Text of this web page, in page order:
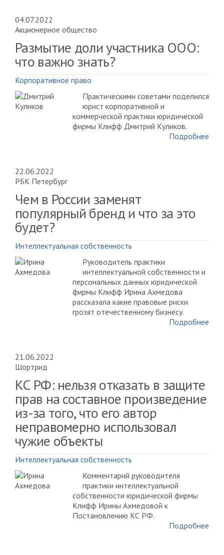
04.07.2022
Акционерное общество
Размытие доли участника ООО:
что важно знать?
Корпоративное право
Практическими советами поделился
юрист корпоративной и
коммерческой практики юридической
фирмы Клифф Дмитрий Куликов.
Подробнее
22.06.2022
РБК Петербург
Чем в России заменят
популярный бренд и что за это
будет?
Интеллектуальная собственность
Руководитель практики
интеллектуальной собственности и
персональных данных юридической
фирмы Клифф Ирина Ахмедова
рассказала какие правовые риски
грозят отечественному бизнесу.
Подробнее
21.06.2022
Шортрид
КС РФ: нельзя отказать в защите
прав на составное произведение
из-за того, что его автор
неправомерно использовал
чужие объекты
Интеллектуальная собственность
Комментарий руководителя
практики интеллектуальной
собственности юридической фирмы
Клифф Ирины Ахмедовой к
Постановлению КС РФ.
Подробнее